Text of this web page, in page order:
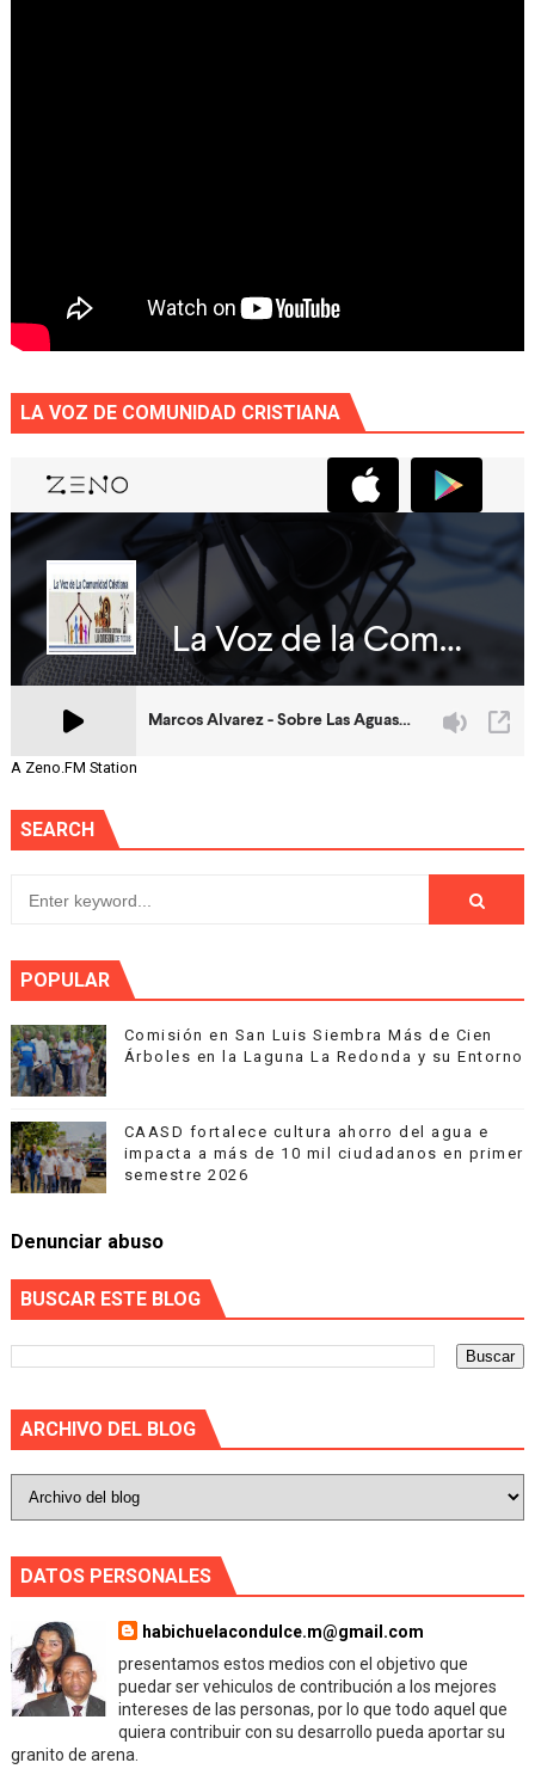
LA VOZ DE COMUNIDAD CRISTIANA
A Zeno.FM Station
SEARCH
POPULAR
Comisión en San Luis Siembra Más de Cien
Árboles en la Laguna La Redonda y su Entorno
CAASD fortalece cultura ahorro del agua e
impacta a más de 10 mil ciudadanos en primer
semestre 2026
Denunciar abuso
BUSCAR ESTE BLOG
ARCHIVO DEL BLOG
DATOS PERSONALES
habichuelacondulce.m@gmail.com
presentamos estos medios con el objetivo que
puedar ser vehiculos de contribución a los mejores
intereses de las personas, por lo que todo aquel que
quiera contribuir con su desarrollo pueda aportar su
granito de arena.